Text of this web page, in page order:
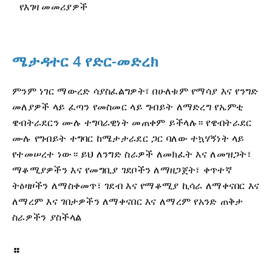
የእገዛ መመሪያዎች
ሜታዳተር 4 የድር-መድረክ
ምንም ነገር ማውረድ ሳያስፈልግዎት፣ በሁለቱም የማሳያ እና የንግድ
መለያዎች ላይ ፈጣን የመስመር ላይ ግብይት ለማድረግ የኤምቲ
ዌብትራደርን ሙሉ ተግባራዊነት መጠቀም ይችላሉ። የዌብትራደር
ሙሉ የግብይት ተግባር ከሜታታራደር ጋር ባለው ተኳሃኝነት ላይ
የተመሠረተ ነው። ይህ ለንግድ ስራዎች ለመክፈት እና ለመዝጋት፣
ማቆሚያዎችን እና የመግቢያ ገደቦችን ለማዘጋጀት፣ ቀጥተኛ
ትዕዛዞችን ለማስቀመጥ፣ ገደብ እና የማቆሚያ ኪሳራ ለማቀናበር እና
ለማረም እና ገበታዎችን ለማቀናበር እና ለማረም የአንድ ጠቅታ
ስራዎችን ያስችላል
።